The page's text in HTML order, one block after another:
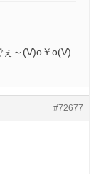
～(V)o￥o(V)
#72677